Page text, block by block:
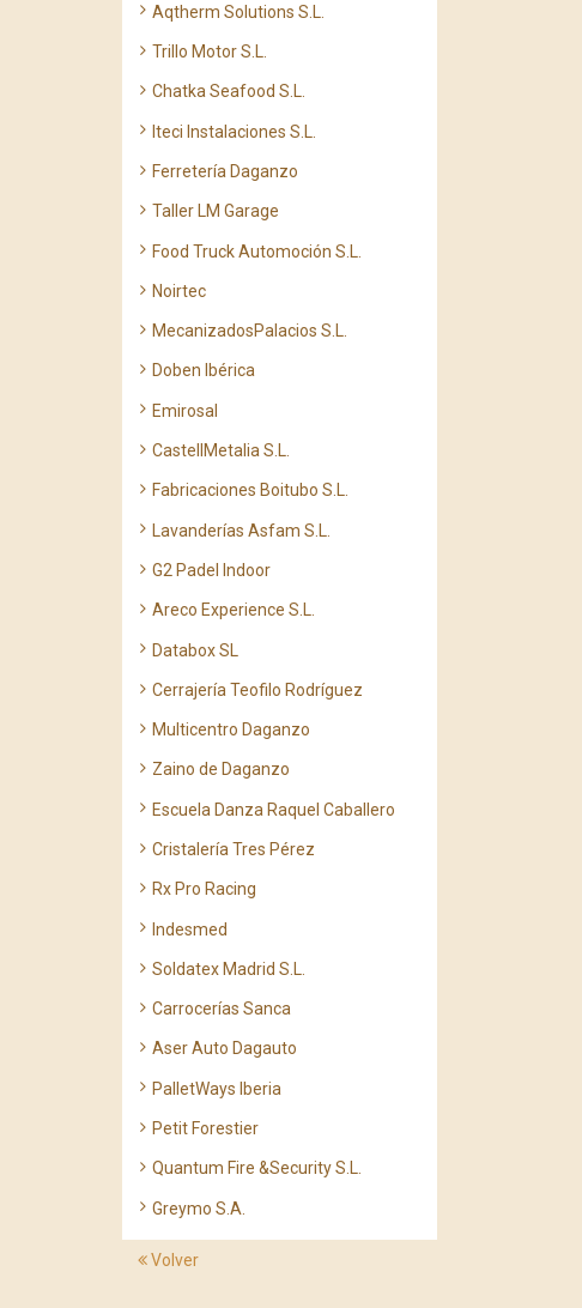
Aqtherm Solutions S.L.
Trillo Motor S.L.
Chatka Seafood S.L.
Iteci Instalaciones S.L.
Ferretería Daganzo
Taller LM Garage
Food Truck Automoción S.L.
Noirtec
MecanizadosPalacios S.L.
Doben Ibérica
Emirosal
CastellMetalia S.L.
Fabricaciones Boitubo S.L.
Lavanderías Asfam S.L.
G2 Padel Indoor
Areco Experience S.L.
Databox SL
Cerrajería Teofilo Rodríguez
Multicentro Daganzo
Zaino de Daganzo
Escuela Danza Raquel Caballero
Cristalería Tres Pérez
Rx Pro Racing
Indesmed
Soldatex Madrid S.L.
Carrocerías Sanca
Aser Auto Dagauto
PalletWays Iberia
Petit Forestier
Quantum Fire &Security S.L.
Greymo S.A.
Volver